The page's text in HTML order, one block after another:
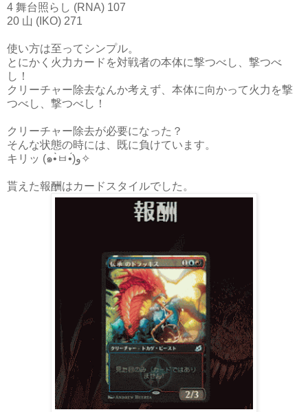
4 舞台照らし (RNA) 107
20 山 (IKO) 271
使い方は至ってシンプル。
とにかく火力カードを対戦者の本体に撃つべし、撃つべ
し！
クリーチャー除去なんか考えず、本体に向かって火力を撃
つべし、撃つべし！
クリーチャー除去が必要になった？
そんな状態の時には、既に負けています。
キリッ (๑•̀ㅂ•́)و✧
貰えた報酬はカードスタイルでした。